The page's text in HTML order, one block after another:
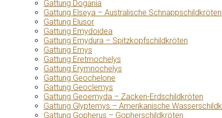
Gattung Dogania
Gattung Elseya – Australische Schnappschildkröten
Gattung Elusor
Gattung Emydoidea
Gattung Emydura – Spitzkopfschildkröten
Gattung Emys
Gattung Eretmochelys
Gattung Erymnochelys
Gattung Geochelone
Gattung Geoclemys
Gattung Geoemyda – Zacken-Erdschildkröten
Gattung Glyptemys – Amerikanische
Gattung Gopherus – Gopherschildkröten